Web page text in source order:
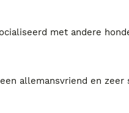
met andere
allemansvriend en zeer